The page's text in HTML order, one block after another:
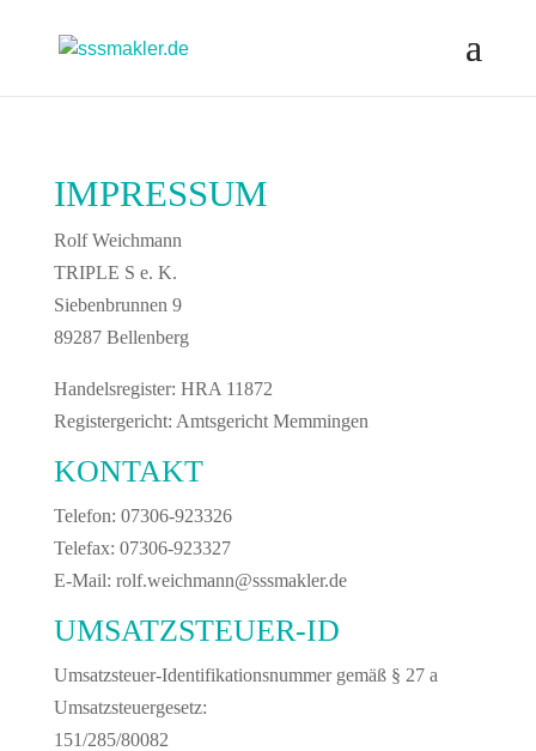
IMPRESSUM
Rolf Weichmann
TRIPLE S e. K.
Siebenbrunnen 9
89287 Bellenberg
Handelsregister: HRA 11872
Registergericht: Amtsgericht Memmingen
KONTAKT
Telefon: 07306-923326
Telefax: 07306-923327
E-Mail: rolf.weichmann@sssmakler.de
UMSATZSTEUER-ID
Umsatzsteuer-Identifikationsnummer gemäß § 27 a
Umsatzsteuergesetz:
151/285/80082